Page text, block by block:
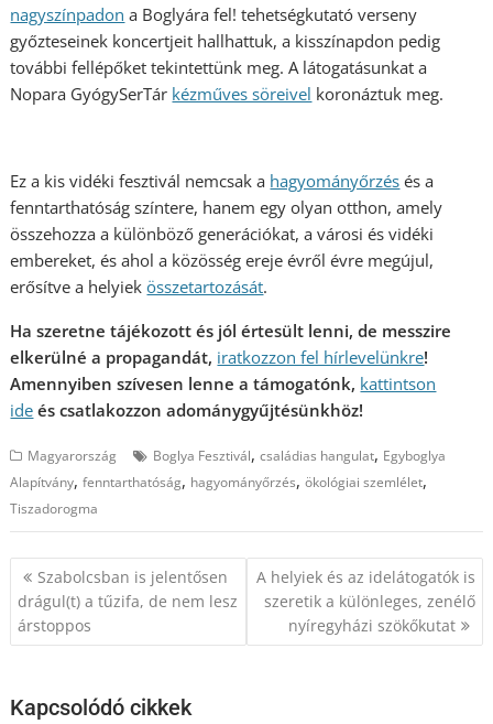
nagyszínpadon a Boglyára fel! tehetségkutató verseny
győzteseinek koncertjeit hallhattuk, a kisszínapdon pedig
további fellépőket tekintettünk meg. A látogatásunkat a
Nopara GyógySerTár kézműves söreivel koronáztuk meg.
Ez a kis vidéki fesztivál nemcsak a hagyományőrzés és a
fenntarthatóság színtere, hanem egy olyan otthon, amely
összehozza a különböző generációkat, a városi és vidéki
embereket, és ahol a közösség ereje évről évre megújul,
erősítve a helyiekösszetartozását.
Ha szeretne tájékozott és jól értesült lenni, de messzire
elkerülné a propagandát, iratkozzon fel hírlevelünkre!
Amennyiben szívesen lenne a támogatónk, kattintson
ide és csatlakozzon adománygyűjtésünkhöz!
Magyarország Boglya Fesztivál,családias hangulat, Egyboglya
Alapítvány,fenntarthatóság, hagyományőrzés,ökológiai szemlélet,
Tiszadorogma
Bejegyzés
navigáció
Szabolcsban is jelentősen
drágul(t) a tűzifa, de nem lesz
árstoppos
A helyiek és az idelátogatók is
szeretik a különleges, zenélő
nyíregyházi szökőkutat
Kapcsolódó cikkek